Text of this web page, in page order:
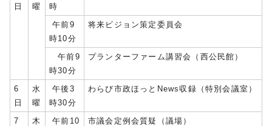
日
曜
時
午前9
時10分
将来ビジョン策定委員会
午前9
時30分
プランターファーム講習会（西公民館）
6
日
水
曜
午後3
時30分
わらび市政ほっとNews収録（特別会議室）
7
木
午前10
市議会定例会質疑（議場）